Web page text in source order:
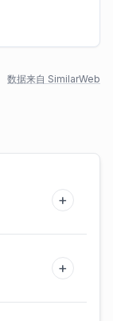
数据来自 SimilarWeb
+
+